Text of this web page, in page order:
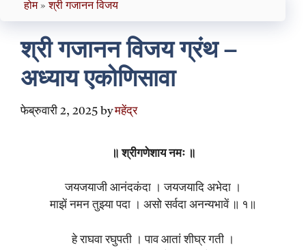
होम»श्री गजानन विजय
श्री गजानन विजय ग्रंथ –
अध्याय एकोणिसावा
फेब्रुवारी 2, 2025 byमहेंद्र
॥ श्रीगणेशाय नमः ॥
जयजयाजी आनंदकंदा । जयजयादि अभेदा ।
माझें नमन तुझ्या पदा । असो सर्वदा अनन्यभावें ॥ १॥
हे राघवा रघुपती । पाव आतां शीघ्र गती ।